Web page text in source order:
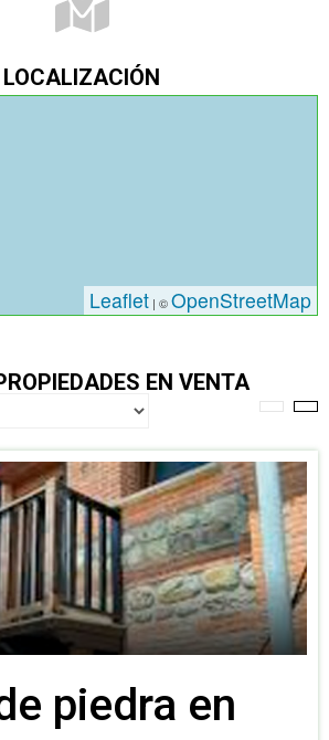
LOCALIZACIÓN
Leaflet | ©OpenStreetMap
EN VENTA
piedra en